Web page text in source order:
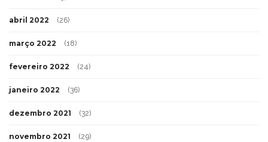
abril 2022 (26)
março 2022 (18)
fevereiro 2022 (24)
janeiro 2022 (36)
dezembro 2021 (32)
novembro 2021 (29)